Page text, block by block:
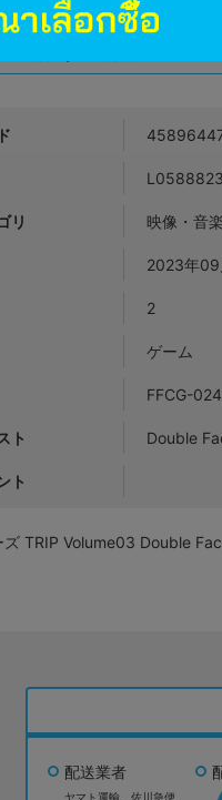
リ 映像・音楽
2023年09
2
ゲーム
FFCG-
ト Double
ト
TRIP Volume03 Double
配送業者
ヤマト運輸、佐川急便